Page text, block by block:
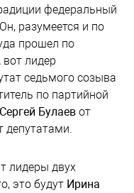
федеральный
разумеется и по
прошел по
лидер
седьмого созыва
по партийной
Сергей Булаев от
депутатами.
лидеры двух
это будут Ирина